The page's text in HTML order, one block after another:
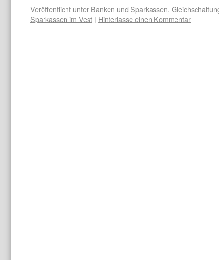
Veröffentlicht unter Banken und Sparkassen,
Sparkassen im Vest | Hinterlasse einen Kommentar